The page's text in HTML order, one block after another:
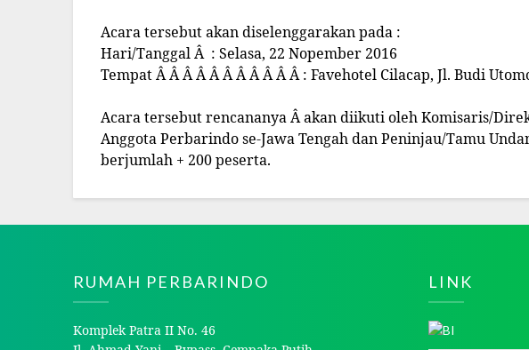
Acara tersebut akan diselenggarakan pada :
Hari/Tanggal Â : Selasa, 22 Nopember 2016
Tempat Â Â Â Â Â Â Â Â Â Â Â : Favehotel Cilacap, Jl. Budi
Acara tersebut rencananya Â akan diikuti oleh Komisaris/
Anggota Perbarindo se-Jawa Tengah dan Peninjau/Tamu
berjumlah + 200 peserta.
RUMAH PERBARINDO
Komplek Patra II No. 46
LINK